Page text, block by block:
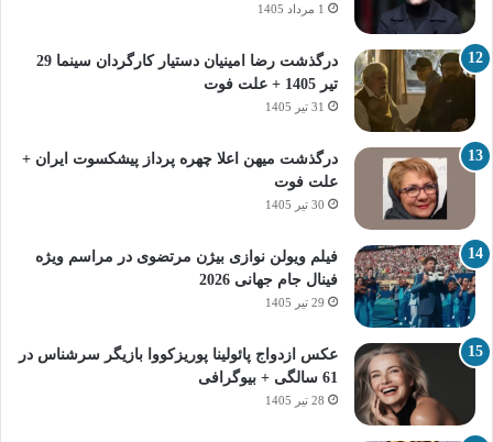
1 مرداد 1405
درگذشت رضا امینیان دستیار کارگردان سینما 29
تیر 1405 + علت فوت
31 تیر 1405
درگذشت میهن اعلا چهره پرداز پیشکسوت ایران +
علت فوت
30 تیر 1405
فیلم ویولن نوازی بیژن مرتضوی در مراسم ویژه
فینال جام جهانی 2026
29 تیر 1405
عکس ازدواج پائولینا پوریزکووا بازیگر سرشناس در
61 سالگی + بیوگرافی
28 تیر 1405